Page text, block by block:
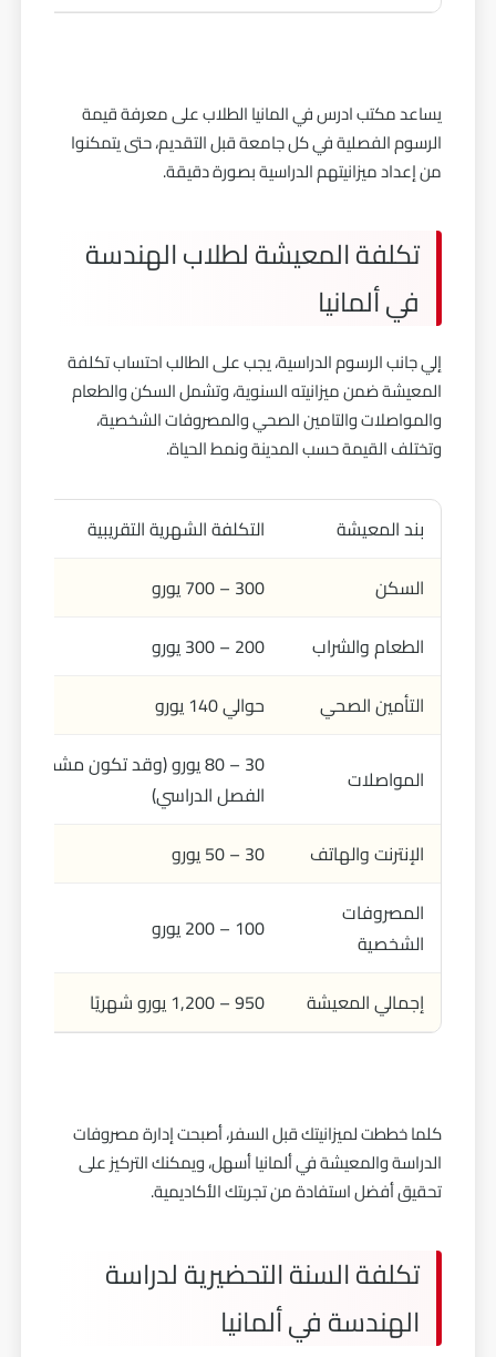
يساعد مكتب ادرس في المانيا الطلاب على معرفة قيمة
الرسوم الفصلية في كل جامعة قبل التقديم، حتى يتمكنوا
من إعداد ميزانيتهم الدراسية بصورة دقيقة.
تكلفة المعيشة لطلاب الهندسة
في ألمانيا
إلي جانب الرسوم الدراسية، يجب على الطالب احتساب تكلفة
المعيشة ضمن ميزانيته السنوية، وتشمل السكن والطعام
والمواصلات والتامين الصحي والمصروفات الشخصية،
وتختلف القيمة حسب المدينة ونمط الحياة.
بند المعيشة
التكلفة الشهرية التقريبية
السكن
300 – 700 يورو
الطعام والشراب
200 – 300 يورو
التأمين الصحي
حوالي 140 يورو
المواصلات
30 – 80 يورو (وقد تكون
الفصل الدراسي)
الإنترنت والهاتف
30 – 50 يورو
المصروفات
الشخصية
100 – 200 يورو
إجمالي المعيشة 950 – 1,200 يورو شهريًا
كلما خططت لميزانيتك قبل السفر، أصبحت إدارة مصروفات
الدراسة والمعيشة في ألمانيا أسهل، ويمكنك التركيز على
تحقيق أفضل استفادة من تجربتك الأكاديمية.
تكلفة السنة التحضيرية لدراسة
الهندسة في ألمانيا